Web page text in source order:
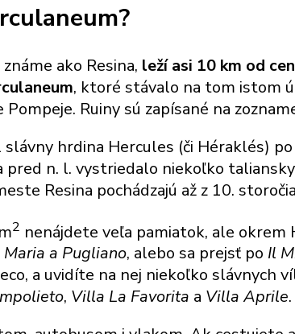
ako Resina, leží asi 10 km od
, ktoré stávalo na tom istom
Ruiny sú zapísané na
hrdina Hercules (či Héraklés)
n. l. vystriedalo niekoľko
Resina pochádzajú až z 10.
2 nenájdete veľa pamiatok, ale
a Pugliano, alebo sa prejsť po Il
a uvidíte na nej niekoľko slávnych
, Villa La Favorita a Villa Aprile.